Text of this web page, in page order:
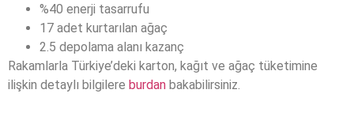
%40 enerji tasarrufu
17 adet kurtarılan ağaç
2.5 depolama alanı kazanç
Rakamlarla Türkiye’deki karton, kağıt ve ağaç tüketimine
ilişkin detaylı bilgilere burdan bakabilirsiniz.